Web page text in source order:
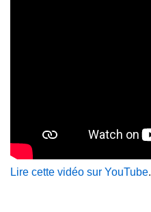
Lire cette vidéo sur YouTube.